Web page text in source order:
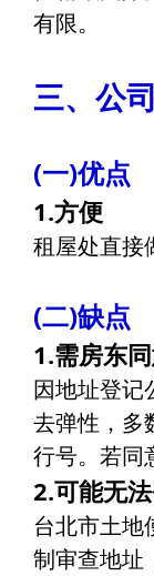
有限。
三、公
(一)优点
1.方便
租屋处直接
(二)缺点
1.需房东
因地址登记
去弹性，多
行号。若同
2.可能无
台北市土地
制审查地址